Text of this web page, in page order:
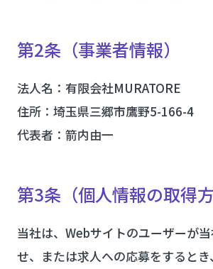
第2条（事業者情報）
法人名：有限会社MURATORE
住所：埼玉県三郷市鷹野5-166-4
代表者：箭内由一
第3条（個人情報の取得方
当社は、Webサイトのユーザーが
せ、または求人への応募をすると